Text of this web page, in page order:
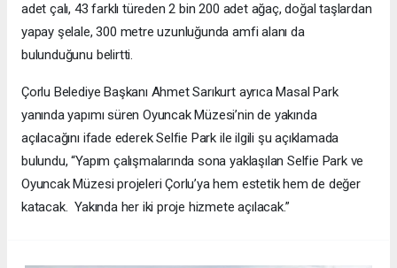
adet çalı, 43 farklı türeden 2 bin 200 adet ağaç, doğal taşlardan
yapay şelale, 300 metre uzunluğunda amfi alanı da
bulunduğunu belirtti.
Çorlu Belediye Başkanı Ahmet Sarıkurt ayrıca Masal Park
yanında yapımı süren Oyuncak Müzesi’nin de yakında
açılacağını ifade ederek Selfie Park ile ilgili şu açıklamada
bulundu, “Yapım çalışmalarında sona yaklaşılan Selfie Park ve
Oyuncak Müzesi projeleri Çorlu’ya hem estetik hem de değer
katacak. Yakında her iki proje hizmete açılacak.”